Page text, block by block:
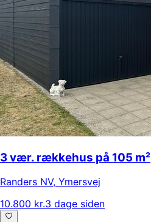
3 vær. rækkehus på 105 m²
Randers NV, Ymersvej
10.800 kr.3 dage siden